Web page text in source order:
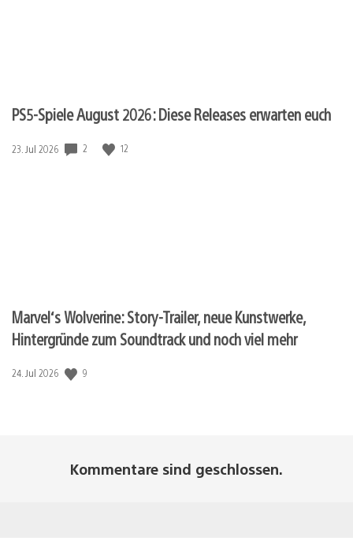
PS5-Spiele August 2026: Diese Releases erwarten euch
Veröffentlichungsdatum:
23. Jul 2026 2 12
Marvel‘s Wolverine: Story-Trailer, neue Kunstwerke,
Hintergründe zum Soundtrack und noch viel mehr
Veröffentlichungsdatum:
24. Jul 2026 9
Kommentare sind geschlossen.